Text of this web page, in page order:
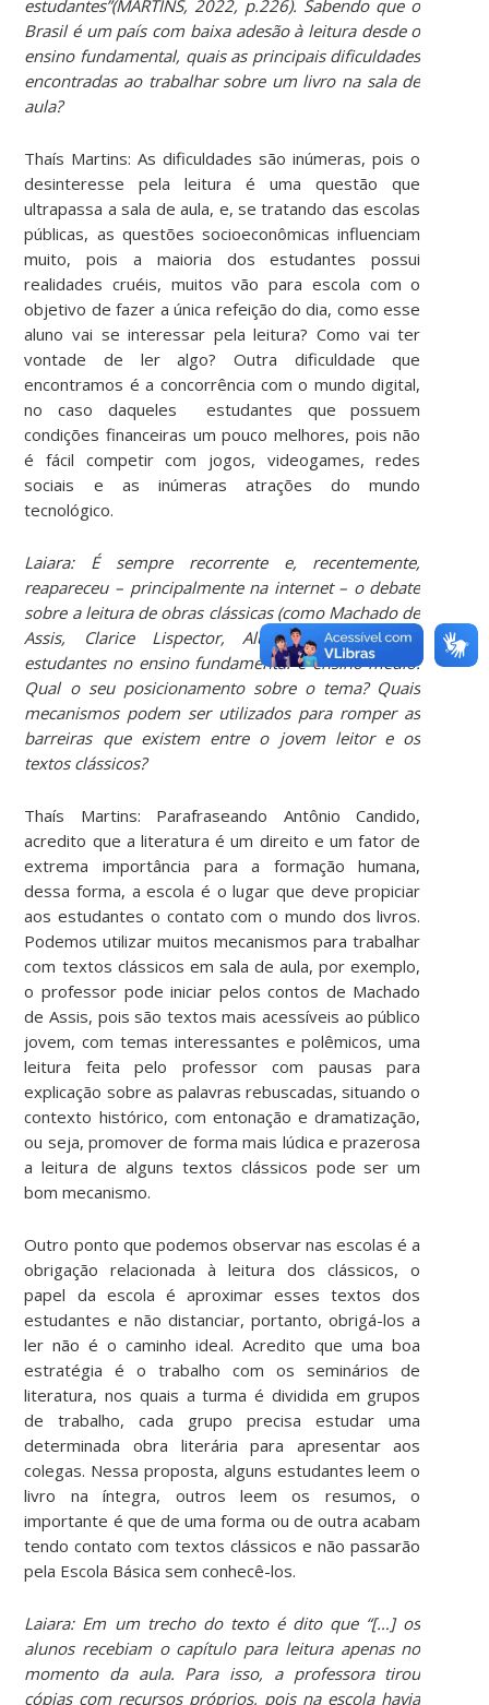
estudantes”(MARTINS, 2022, p.226). Sabendo que o
Brasil é um país com baixa adesão à leitura desde o
ensino fundamental, quais as principais dificuldades
encontradas ao trabalhar sobre um livro na sala de
aula?
Thaís Martins: As dificuldades são inúmeras, pois o
desinteresse pela leitura é uma questão que
ultrapassa a sala de aula, e, se tratando das escolas
públicas, as questões socioeconômicas influenciam
muito, pois a maioria dos estudantes possui
realidades cruéis, muitos vão para escola com o
objetivo de fazer a única refeição do dia, como esse
aluno vai se interessar pela leitura? Como vai ter
vontade de ler algo? Outra dificuldade que
encontramos é a concorrência com o mundo digital,
no caso daqueles estudantes que possuem
condições financeiras um pouco melhores, pois não
é fácil competir com jogos, videogames, redes
sociais e as inúmeras atrações do mundo
tecnológico.
Laiara: É sempre recorrente e, recentemente,
reapareceu – principalmente na internet – o debate
sobre a leitura de obras clássicas (como Machado de
Assis, Clarice Lispector, Aluísio Azevedo) por
estudantes no ensino fundamental e ensino médio.
Qual o seu posicionamento sobre o tema? Quais
mecanismos podem ser utilizados para romper as
barreiras que existem entre o jovem leitor e os
textos clássicos?
Thaís Martins: Parafraseando Antônio Candido,
acredito que a literatura é um direito e um fator de
extrema importância para a formação humana,
dessa forma, a escola é o lugar que deve propiciar
aos estudantes o contato com o mundo dos livros.
Podemos utilizar muitos mecanismos para trabalhar
com textos clássicos em sala de aula, por exemplo,
o professor pode iniciar pelos contos de Machado
de Assis, pois são textos mais acessíveis ao público
jovem, com temas interessantes e polêmicos, uma
leitura feita pelo professor com pausas para
explicação sobre as palavras rebuscadas, situando o
contexto histórico, com entonação e dramatização,
ou seja, promover de forma mais lúdica e prazerosa
a leitura de alguns textos clássicos pode ser um
bom mecanismo.
Outro ponto que podemos observar nas escolas é a
obrigação relacionada à leitura dos clássicos, o
papel da escola é aproximar esses textos dos
estudantes e não distanciar, portanto, obrigá-los a
ler não é o caminho ideal. Acredito que uma boa
estratégia é o trabalho com os seminários de
literatura, nos quais a turma é dividida em grupos
de trabalho, cada grupo precisa estudar uma
determinada obra literária para apresentar aos
colegas. Nessa proposta, alguns estudantes leem o
livro na íntegra, outros leem os resumos, o
importante é que de uma forma ou de outra acabam
tendo contato com textos clássicos e não passarão
pela Escola Básica sem conhecê-los.
Laiara: Em um trecho do texto é dito que “[…] os
alunos recebiam o capítulo para leitura apenas no
momento da aula. Para isso, a professora tirou
cópias com recursos próprios, pois na escola havia